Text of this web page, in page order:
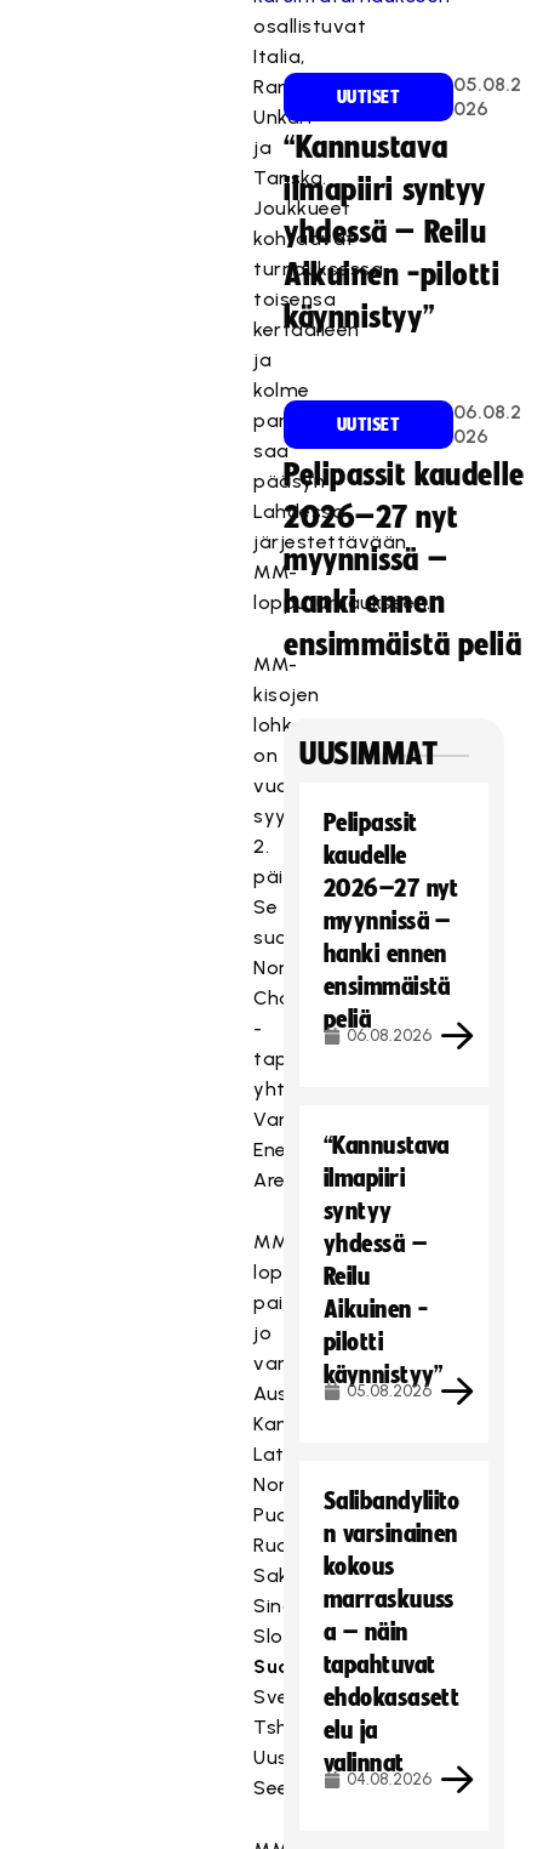
osallistuvat
Italia,
Ranska,
Unkari
ja
Tanska.
Joukkueet
kohtaavat
turnauksessa
toisensa
kertaalleen
ja
kolme
parasta
saa
pääsyn
Lahdessa
järjestettävään
MM-
lopputurnaukseen.
MM-
kisojen
lohkoarvonta
on
vuorossa
syyskuun
2.
päivä.
Se
suoritetaan
Nordic
Challenge
-
tapahtuman
yhteydessä
Vantaan
Energia
Areenalla.
MM-
lopputurnaukseen
paikkansa
jo
varmistaneet:
Australia,
Kanada,
Latvia,
Norja,
Puola,
Ruotsi,
Saksa,
Singapore,
Slovakia,
Suomi
Sveitsi,
Tshekki,
Uusi-
Seelanti.
UUTISET
05.08.2
026
“Kannustava
ilmapiiri syntyy
yhdessä – Reilu
Aikuinen -pilotti
käynnistyy”
UUTISET
06.08.2
026
Pelipassit kaudelle
2026–27 nyt
myynnissä –
hanki ennen
ensimmäistä peliä
UUSIMMAT
Pelipassit
kaudelle
2026–27 nyt
myynnissä –
hanki ennen
ensimmäistä
peliä
06.08.2026
“Kannustava
ilmapiiri
syntyy
yhdessä –
Reilu
Aikuinen -
pilotti
käynnistyy”
05.08.2026
Salibandyliito
n varsinainen
kokous
marraskuuss
a – näin
tapahtuvat
ehdokasasett
elu ja
valinnat
04.08.2026